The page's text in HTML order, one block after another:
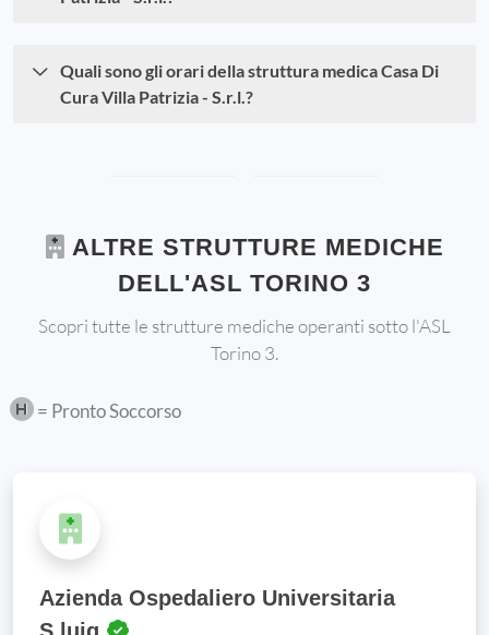
Quali sono gli orari della struttura medica Casa Di
Cura Villa Patrizia - S.r.l.?
ALTRE STRUTTURE MEDICHE
DELL'ASL TORINO 3
Scopri tutte le strutture mediche operanti sotto l'ASL
Torino 3.
= Pronto Soccorso
Azienda Ospedaliero Universitaria